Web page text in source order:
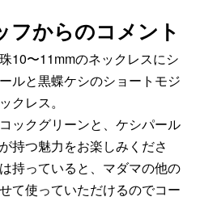
フからのコメント
10〜11mmのネックレスにシ
ルと黒蝶ケシのショートモジ
クレス。
ックグリーンと、ケシパール
持つ魅力をお楽しみくださ
持っていると、マダマの他の
て使っていただけるのでコー